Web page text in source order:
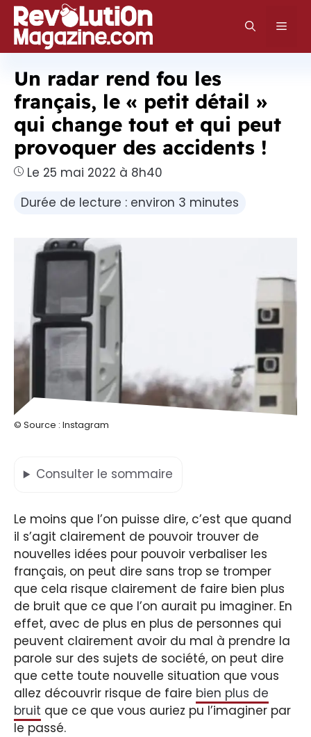
Aller
au
contenu
Un radar rend fou les
français, le « petit détail »
qui change tout et qui peut
provoquer des accidents !
Le 25 mai 2022 à 8h40
Durée de lecture : environ 3 minutes
© Source : Instagram
Consulter le sommaire
Le moins que l’on puisse dire, c’est que quand
il s’agit clairement de pouvoir trouver de
nouvelles idées pour pouvoir verbaliser les
français, on peut dire sans trop se tromper
que cela risque clairement de faire bien plus
de bruit que ce que l’on aurait pu imaginer. En
effet, avec de plus en plus de personnes qui
peuvent clairement avoir du mal à prendre la
parole sur des sujets de société, on peut dire
que cette toute nouvelle situation que vous
allez découvrir risque de faire bien plus de
bruit que ce que vous auriez pu l’imaginer par
le passé.